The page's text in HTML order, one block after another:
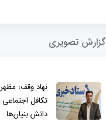
گزارش تصویری
نهاد وقف؛ مظهر
تکافل اجتماعی
دانش بنیان‌ها